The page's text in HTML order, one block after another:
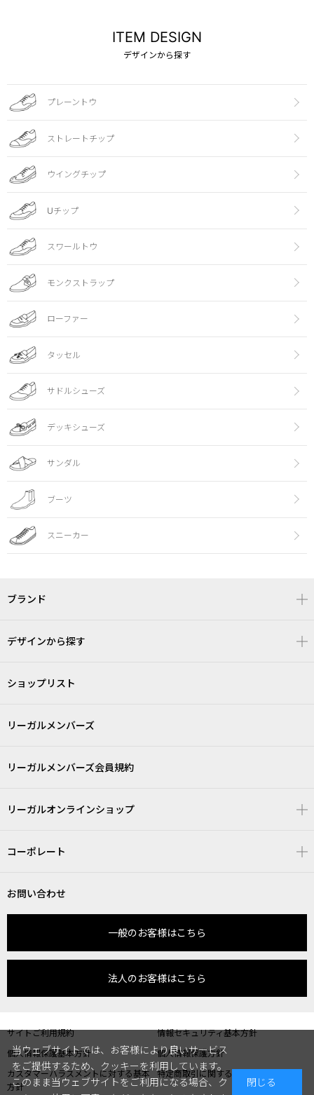
ITEM DESIGN
デザインから探す
プレーントウ
ストレートチップ
ウイングチップ
Uチップ
スワールトウ
モンクストラップ
ローファー
タッセル
サドルシューズ
デッキシューズ
サンダル
ブーツ
スニーカー
ブランド
デザインから探す
ショップリスト
リーガルメンバーズ
リーガルメンバーズ会員規約
リーガルオンラインショップ
コーポレート
お問い合わせ
一般のお客様はこちら
法人のお客様はこちら
サイトご利用規約
情報セキュリティ基本方針
個人情報保護基本方針
個人情報保護方針
カスタマーハラスメントに対する基本
方針
特定商取引に関する表記
当ウェブサイトでは、お客様により良いサービス
をご提供するため、クッキーを利用しています。
このまま当ウェブサイトをご利用になる場合、ク
閉じる